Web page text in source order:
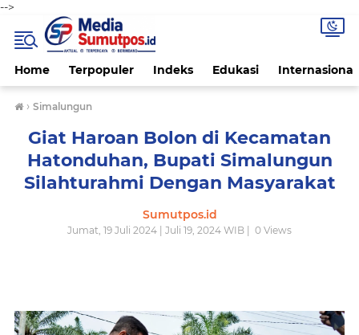
-->
Home Terpopuler Indeks Edukasi Internasional
› Simalungun
Giat Haroan Bolon di Kecamatan
Hatonduhan, Bupati Simalungun
Silahturahmi Dengan Masyarakat
Sumutpos.id
Jumat, 19 Juli 2024 | Juli 19, 2024 WIB | 0 Views